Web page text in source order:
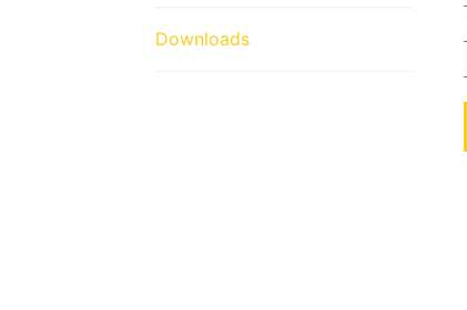
Downloads